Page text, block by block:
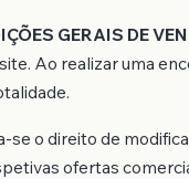
GERAIS DE
Ao realizar uma
se o direito de
ofertas